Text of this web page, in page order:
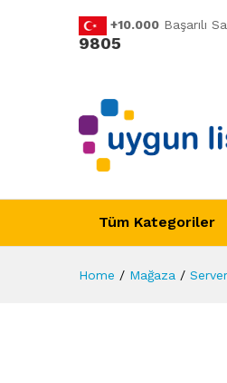
+10.000 Başarılı
9805
Tüm Kategoriler
Home / Mağaza /